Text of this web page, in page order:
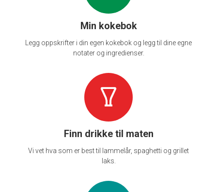
Min kokebok
Legg oppskrifter i din egen kokebok og legg til dine egne
notater og ingredienser.
Finn drikke til maten
Vi vet hva som er best til lammelår, spaghetti og grillet
laks.